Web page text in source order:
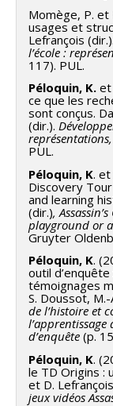
Momège, P. et
usages et
Lefrançois (dir.).
l’école :
117). PUL.
Péloquin, K. et
ce que les
sont conçus.
(dir.).
PUL.
Péloquin, K. et
Discovery
and learning
(dir.),
playground or
Gruyter
Péloquin, K.
outil
témoignages
S. Doussot,
de l’histoire et
d’enquête (p.
Péloquin, K.
le TD Origins :
et D.
jeux vidéos